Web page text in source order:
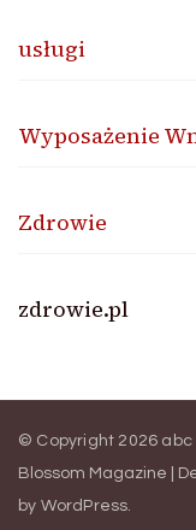
usługi
Wyposażenie
Zdrowie
zdrowie.pl
© Copyright 2026 abc
Blossom Magazine |
by WordPress.